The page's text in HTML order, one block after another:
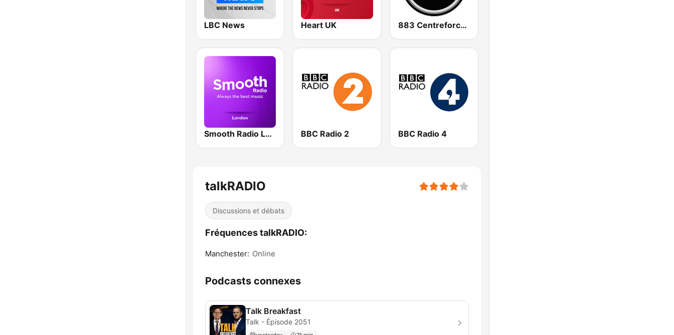
LBC News Heart UK 883 Centreforce radio
Smooth Radio London BBC Radio 2 BBC Radio 4
talkRADIO
Discussions et débats
Fréquences talkRADIO:
Manchester: Online
Podcasts connexes
Talk Breakfast
Talk - Épisode 2051